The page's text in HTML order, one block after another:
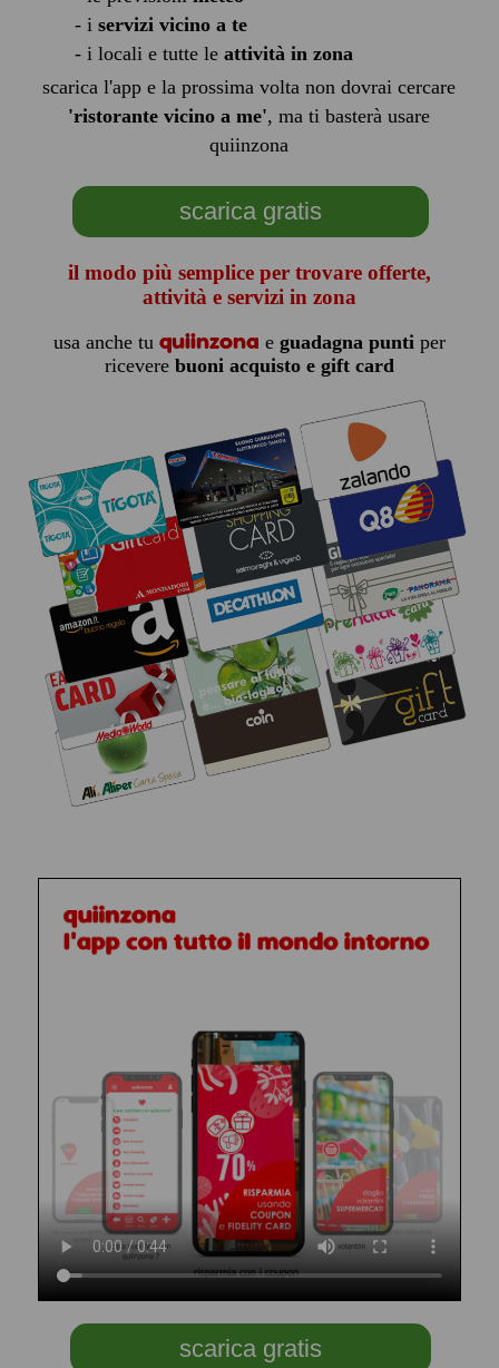
- i servizi vicino a te
- i locali e tutte le attività in zona
scarica l'app e la prossima volta non dovrai cercare
'ristorante vicino a me', ma ti basterà usare
quiinzona
scarica gratis
il modo più semplice per trovare offerte,
attività e servizi in zona
usa anche tu quiinzona e guadagna puntiper
ricevere buoni acquisto e gift card
scarica gratis